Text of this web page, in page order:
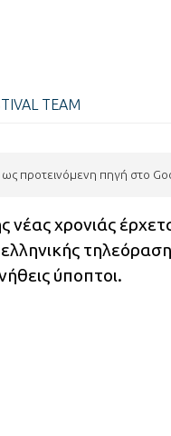
TEAM
προτεινόμενη πηγή στο
νέας χρονιάς
ελληνικής
ύποπτοι.